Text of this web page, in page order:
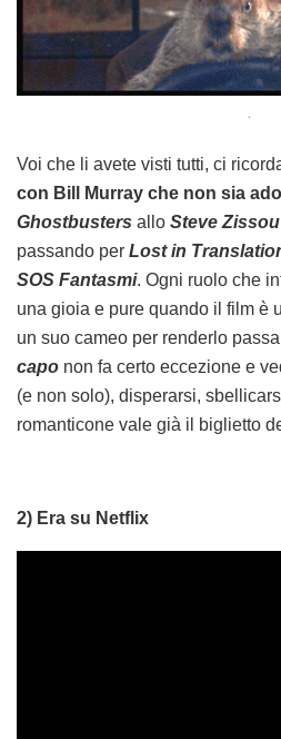
.
Voi che li avete visti tutti, ci
con Bill Murray che non sia
Ghostbusters allo Steve Zissou
passando per Lost in
SOS Fantasmi. Ogni ruolo che
una gioia e pure quando il film è
un suo cameo per renderlo
capo non fa certo eccezione e
(e non solo), disperarsi,
romanticone vale già il biglietto
2) Era su Netflix